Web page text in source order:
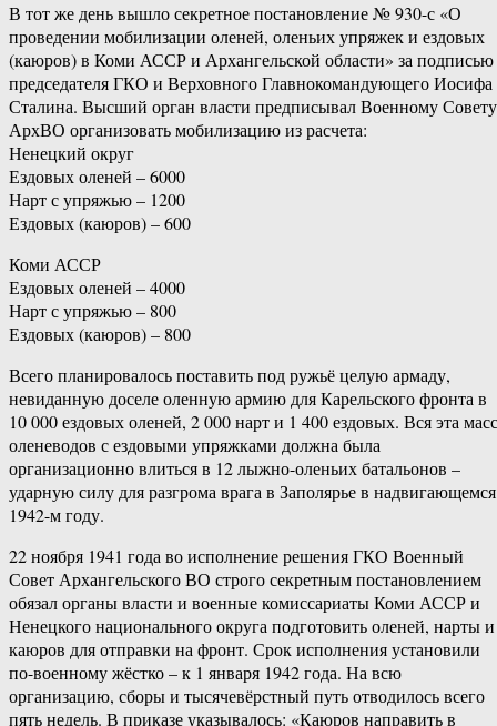
В тот же день вышло секретное постановление № 930-с «О
проведении мобилизации оленей, оленьих упряжек и ездовых
(каюров) в Коми АССР и Архангельской области» за подписью
председателя ГКО и Верховного Главнокомандующего Иосифа
Сталина. Высший орган власти предписывал Военному Совету
АрхВО организовать мобилизацию из расчета:
Ненецкий округ
Ездовых оленей – 6000
Нарт с упряжью – 1200
Ездовых (каюров) – 600
Коми АССР
Ездовых оленей – 4000
Нарт с упряжью – 800
Ездовых (каюров) – 800
Всего планировалось поставить под ружьё целую армаду,
невиданную доселе оленную армию для Карельского фронта в
10 000 ездовых оленей, 2 000 нарт и 1 400 ездовых. Вся эта
оленеводов с ездовыми упряжками должна была
организационно влиться в 12 лыжно-оленьих батальонов –
ударную силу для разгрома врага в Заполярье в надвигающемся
1942-м году.
22 ноября 1941 года во исполнение решения ГКО Военный
Совет Архангельского ВО строго секретным постановлением
обязал органы власти и военные комиссариаты Коми АССР и
Ненецкого национального округа подготовить оленей, нарты и
каюров для отправки на фронт. Срок исполнения установили
по-военному жёстко – к 1 января 1942 года. На всю
организацию, сборы и тысячевёрстный путь отводилось всего
пять недель. В приказе указывалось: «Каюров направить в